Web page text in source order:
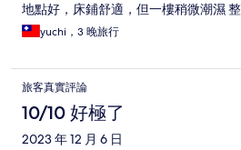
地點好，床鋪舒適，但一樓稍微潮濕
yuchi，3 晚旅行
旅客真實評論
10/10 好極了
2023 年 12 月 6 日